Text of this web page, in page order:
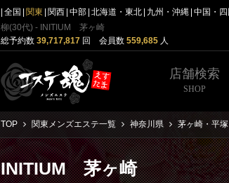
全国 関東 関西 中部 北海道・東北 九州・沖縄 中国・四
柳(30代) - INITIUM 茅ヶ崎
総予約数 39,717,817 回 会員数 559,685 人
店舗検索
SHOP
TOP 関東メンズエステ一覧 神奈川県 茅ヶ崎・平塚
INITIUM 茅ヶ崎